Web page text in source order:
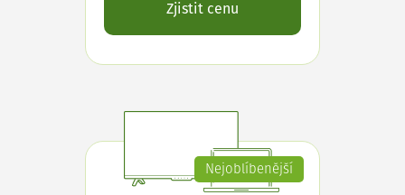
Zjistit cenu
Nejoblíbenější